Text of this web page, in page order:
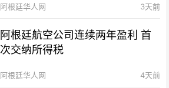
阿根廷华人网 3天前
阿根廷航空公司连续两年盈利 首
次交纳所得税
阿根廷华人网 4天前